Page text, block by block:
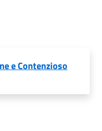
e Contenzioso